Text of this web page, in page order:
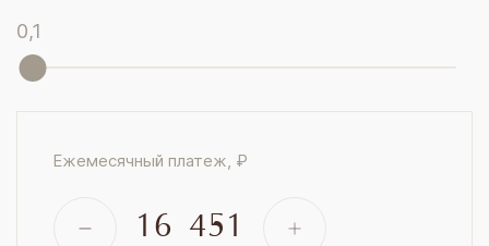
0,1
Ежемесячный платеж, ₽
16 451